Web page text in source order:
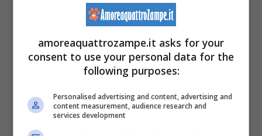
brevi, di circa 15 minuti (approfondisci qui:
l’asino come animale da compagnia
amoreaquattrozampe.it asks for your
consent to use your personal data for the
following purposes:
Personalised advertising and content, advertising and
content measurement, audience research and
services development